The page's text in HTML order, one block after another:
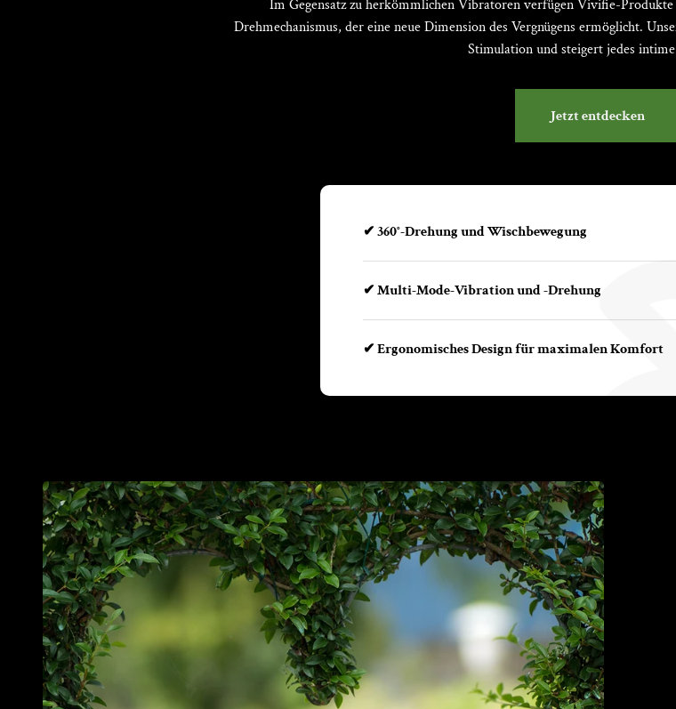
Im Gegensatz zu herkömmlichen Vibratoren verfügen Vivifie-
Drehmechanismus, der eine neue Dimension des Vergnügens ermöglicht.
Stimulation und steigert jedes
Jetzt entdecken
✔ 360°-Drehung und Wischbewegung
✔ Multi-Mode-Vibration und -Drehung
✔ Ergonomisches Design für maximalen Komfort